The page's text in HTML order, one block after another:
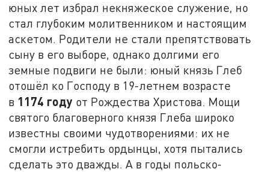
юных лет избрал некняжеское служение, но
стал глубоким молитвенником и настоящим
аскетом. Родители не стали препятствовать
сыну в его выборе, однако долгими его
земные подвиги не были: юный князь Глеб
отошёл ко Господу в 19-летнем возрасте
в 1174 году от Рождества Христова. Мощи
святого благоверного князя Глеба широко
известны своими чудотворениями: их не
смогли истребить ордынцы, хотя пытались
сделать это дважды. А в годы польско-